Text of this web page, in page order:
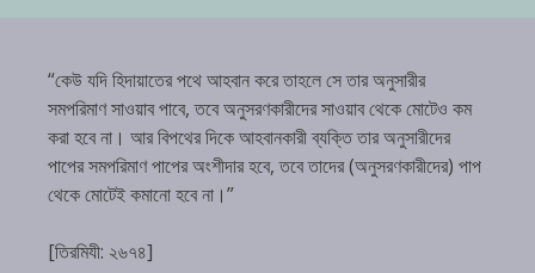
“কেউ যদি হিদায়াতের পথে আহবান করে তাহলে সে তার অনুসারীর
সমপরিমাণ সাওয়াব পাবে, তবে অনুসরণকারীদের সাওয়াব থেকে মোটেও কম
করা হবে না। আর বিপথের দিকে আহবানকারী ব্যক্তি তার অনুসারীদের
পাপের সমপরিমাণ পাপের অংশীদার হবে, তবে তাদের (অনুসরণকারীদের) পাপ
থেকে মোটেই কমানো হবে না।”
[তিরমিযী: ২৬৭৪]